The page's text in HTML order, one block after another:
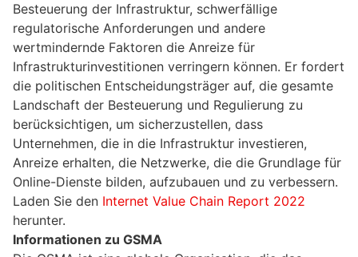
Besteuerung der Infrastruktur, schwerfällige
regulatorische Anforderungen und andere
wertmindernde Faktoren die Anreize für
Infrastrukturinvestitionen verringern können. Er fordert
die politischen Entscheidungsträger auf, die gesamte
Landschaft der Besteuerung und Regulierung zu
berücksichtigen, um sicherzustellen, dass
Unternehmen, die in die Infrastruktur investieren,
Anreize erhalten, die Netzwerke, die die Grundlage für
Online-Dienste bilden, aufzubauen und zu verbessern.
Laden Sie den Internet Value Chain Report 2022
herunter.
Informationen zu GSMA